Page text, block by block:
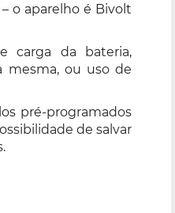
o aparelho é Bivolt
carga da bateria,
mesma, ou uso de
pré-programados
de salvar